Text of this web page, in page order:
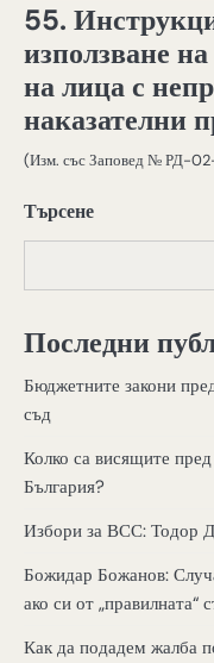
55.
използване
на лица с
наказателни
(Изм. със Заповед № РД-02-
Търсене
Последни
Бюджетните закони
съд
Колко са висящите
България?
Избори за ВСС: Тодор
Божидар Божанов:
ако си от „правилната“
Как да подадем жалба